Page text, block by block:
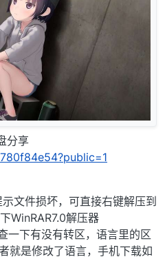
分享
文件损坏，可直接右键解压到
WinRAR7.0解压器
一下有没有转区，语言里的区
就是修改了语言，手机下载如